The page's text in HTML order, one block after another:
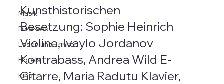
Musik
Diverses
Essen und Trinken
Hotels
Kino
Kunsthistorischen
Besetzung: Sophie Heinrich
Violine, Ivaylo Jordanov
Kontrabass, Andrea Wild E-
Gitarre, Maria Radutu Klavier,